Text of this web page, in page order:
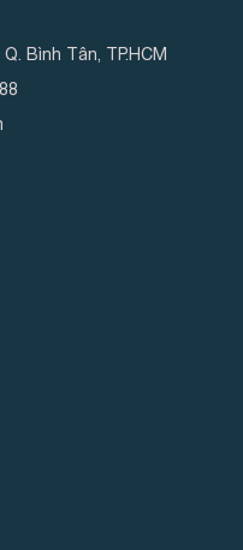
Bình Tân, TP.HCM